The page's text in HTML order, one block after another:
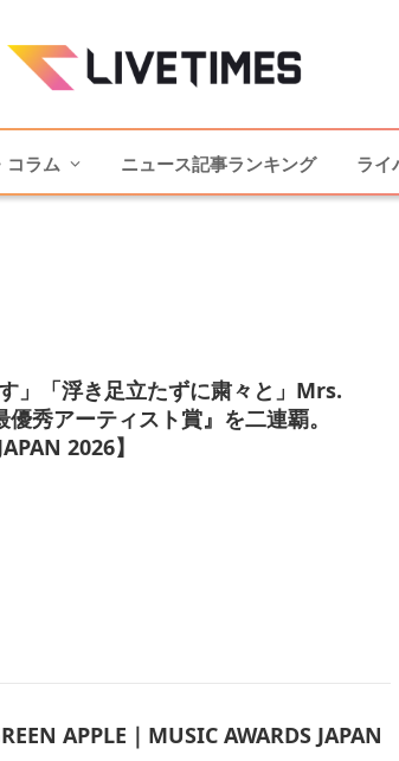
コラム ニュース記事ランキング ライ
」「浮き足立たずに粛々と」Mrs.
優秀アーティスト賞』を二連覇。
2026】
APPLE｜MUSIC AWARDS JAPAN